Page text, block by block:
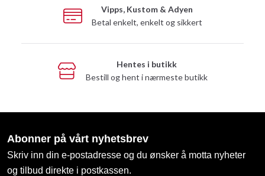
Vipps, Kustom & Adyen
Betal enkelt, enkelt og sikkert
Hentes i butikk
Bestill og hent i nærmeste butikk
Abonner på vårt nyhetsbrev
Skriv inn din e-postadresse og du ønsker å motta nyheter
og tilbud direkte i postkassen.